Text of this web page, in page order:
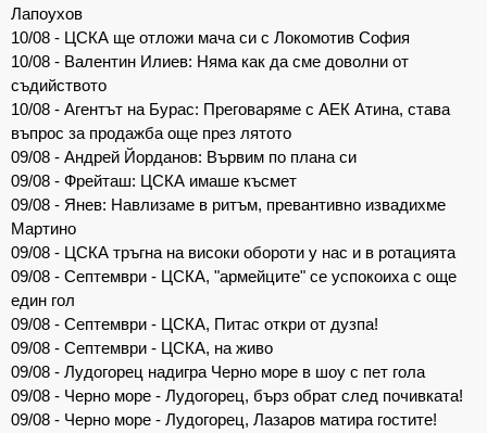
Лапоухов
10/08 - ЦСКА ще отложи мача си с Локомотив София
10/08 - Валентин Илиев: Няма как да сме доволни от
съдийството
10/08 - Агентът на Бурас: Преговаряме с АЕК Атина, става
въпрос за продажба още през лятото
09/08 - Андрей Йорданов: Вървим по плана си
09/08 - Фрейташ: ЦСКА имаше късмет
09/08 - Янев: Навлизаме в ритъм, превантивно извадихме
Мартино
09/08 - ЦСКА тръгна на високи обороти у нас и в ротацията
09/08 - Септември - ЦСКА, "армейците" се успокоиха с още
един гол
09/08 - Септември - ЦСКА, Питас откри от дузпа!
09/08 - Септември - ЦСКА, на живо
09/08 - Лудогорец надигра Черно море в шоу с пет гола
09/08 - Черно море - Лудогорец, бърз обрат след почивката!
09/08 - Черно море - Лудогорец, Лазаров матира гостите!